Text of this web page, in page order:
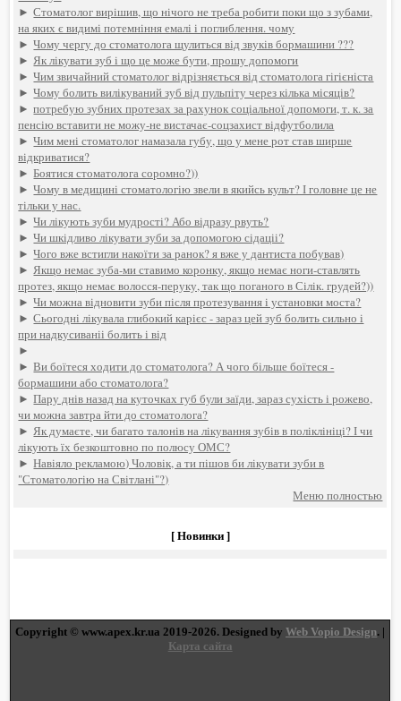
►Стоматолог вирішив, що нічого не треба робити поки що з зубами,
на яких є видимі потемніння емалі і поглиблення. чому
►Чому чергу до стоматолога щулиться від звуків бормашини ???
►Як лікувати зуб і що це може бути, прошу допомоги
►Чим звичайний стоматолог відрізняється від стоматолога гігієніста
►Чому болить вилікуваний зуб від пульпіту через кілька місяців?
►потребую зубних протезах за рахунок соціальної допомоги, т. к. за
пенсію вставити не можу-не вистачає-соцзахист відфутболила
►Чим мені стоматолог намазала губу, що у мене рот став ширше
відкриватися?
►Боятися стоматолога соромно?))
►Чому в медицині стоматологію звели в якийсь культ? І головне це не
тільки у нас.
►Чи лікують зуби мудрості? Або відразу рвуть?
►Чи шкідливо лікувати зуби за допомогою сідаціі?
►Чого вже встигли накоїти за ранок? я вже у дантиста побував)
►Якщо немає зуба-ми ставимо коронку, якщо немає ноги-ставлять
протез, якщо немає волосся-перуку, так що поганого в Сілік. грудей?))
►Чи можна відновити зуби після протезування і установки моста?
►Сьогодні лікувала глибокий карієс - зараз цей зуб болить сильно і
при надкусиваніі болить і від
►
►Ви боїтеся ходити до стоматолога? А чого більше боїтеся -
бормашини або стоматолога?
►Пару днів назад на куточках губ були заїди, зараз сухість і рожево,
чи можна завтра йти до стоматолога?
►Як думаєте, чи багато талонів на лікування зубів в поліклініці? І чи
лікують їх безкоштовно по полюсу ОМС?
►Навіяло рекламою) Чоловік, а ти пішов би лікувати зуби в
"Стоматологію на Світлані"?)
Меню полностью
[ Новинки ]
Copyright © www.apex.kr.ua 2019-2026. Designed byWeb Vopio Design. |
Карта сайта